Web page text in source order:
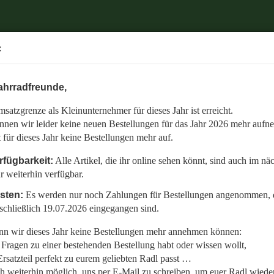
als Kleinunternehmer für dieses Jahr ist erreicht.
wir leider keine neuen Bestellungen für das Jahr 2026 mehr
dieses Jahr keine Bestellungen mehr auf.
Alle Artikel, die ihr online sehen könnt, sind auch im
weiterhin verfügbar.
Es werden nur noch Zahlungen für Bestellungen angenommen,
19.07.2026 eingegangen sind.
wir dieses Jahr keine Bestellungen mehr annehmen können:
zu einer bestehenden Bestellung habt oder wissen wollt,
perfekt zu eurem geliebten Radl passt …
weiterhin möglich, uns per E-Mail zu schreiben, um euer Radl
aufnehmen.
im nächsten Jahr weiterhin verfügbar.
die bis einschließlich 19.07.2026 eingegangen sind.
wieder fit zu bekommen.
auf den gemeinsamen Start in die neue Saison am 01.01.2027!